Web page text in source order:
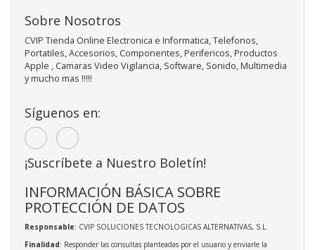
Sobre Nosotros
CVIP Tienda Online Electronica e Informatica, Telefonos,
Portatiles, Accesorios, Componentes, Perifericos, Productos
Apple , Camaras Video Vigilancia, Software, Sonido, Multimedia
y mucho mas !!!!!
Síguenos en:
¡Suscríbete a Nuestro Boletín!
INFORMACIÓN BÁSICA SOBRE
PROTECCIÓN DE DATOS
Responsable: CVIP SOLUCIONES TECNOLOGICAS ALTERNATIVAS, S.L.
Finalidad: Responder las consultas planteadas por el usuario y enviarle la